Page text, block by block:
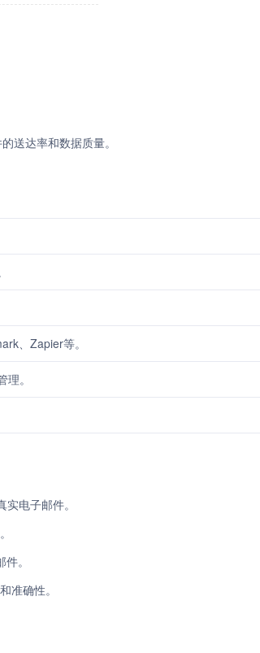
送达率和数据质量。
、Zapier等。
。
电子邮件。
。
准确性。